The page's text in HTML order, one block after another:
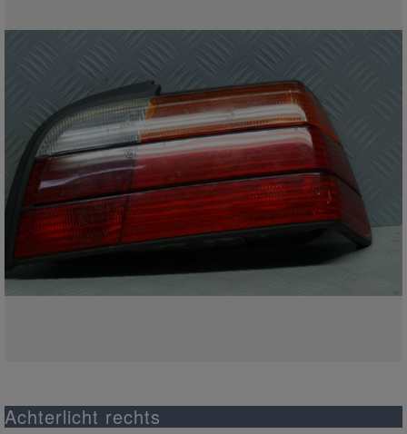
Achterlicht rechts